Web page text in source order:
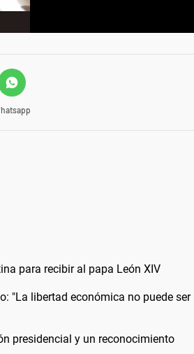
para recibir al papa León XIV
"La libertad económica no puede ser
presidencial y un reconocimiento